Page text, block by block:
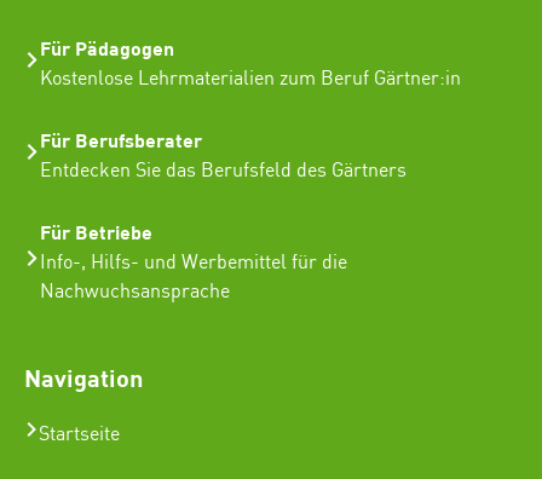
Für Pädagogen
Kostenlose Lehrmaterialien zum Beruf Gärtner:in
Für Berufsberater
Entdecken Sie das Berufsfeld des Gärtners
Für Betriebe
Info-, Hilfs- und Werbemittel für die
Nachwuchsansprache
Navigation
Startseite